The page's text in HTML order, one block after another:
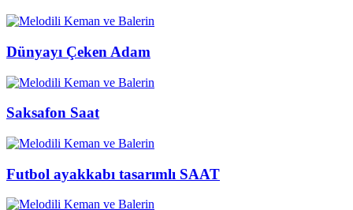
Dünyayı Çeken Adam
Saksafon Saat
Futbol ayakkabı tasarımlı SAAT